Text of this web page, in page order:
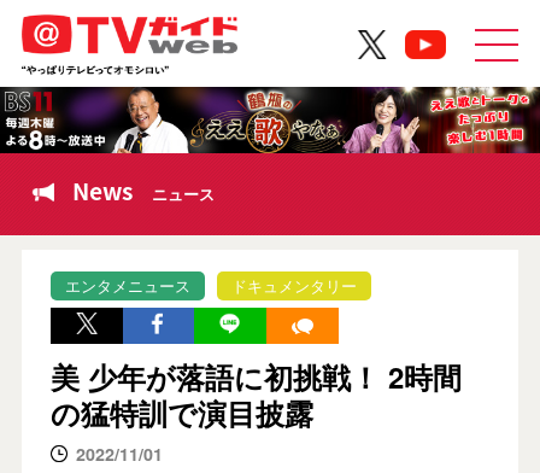
News ニュース
エンタメニュース ドキュメンタリー
美 少年が落語に初挑戦！ 2時間
の猛特訓で演目披露
2022/11/01